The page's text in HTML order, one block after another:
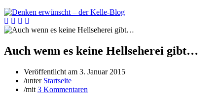
Auch wenn es keine Hellseherei gibt…
Veröffentlicht am 3. Januar 2015
/unter Startseite
/mit 3 Kommentaren